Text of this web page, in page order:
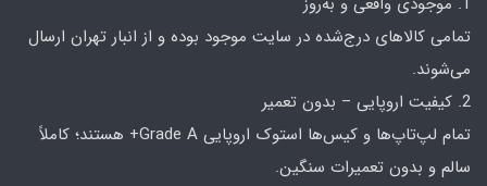
تمامی کالاهای درج‌شده در سایت موجود بوده و از انبار تهران ارسال
می‌شوند.
2. کیفیت اروپایی – بدون تعمیر
تمام لپ‌تاپ‌ها و کیس‌ها استوک اروپایی Grade A+ هستند؛ کاملاً
سالم و بدون تعمیرات سنگین.